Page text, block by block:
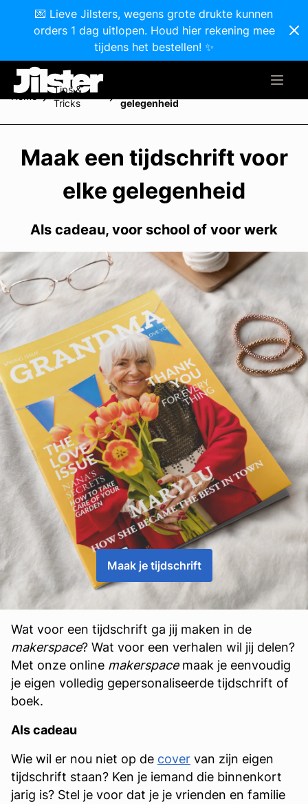
💌 Lieve Jilsters, wegens grote drukte kunnen
orders 1 dag uitlopen. Houd hier rekening mee
tijdens het bestellen! ✨
Home
Tips &
Tricks
gelegenheid
Maak een tijdschrift voor
elke gelegenheid
Als cadeau, voor school of voor werk
Maak je tijdschrift
Wat voor een tijdschrift ga jij maken in de
makerspace? Wat voor een verhalen wil jij delen?
Met onze online makerspacemaak je eenvoudig
je eigen volledig gepersonaliseerde tijdschrift of
boek.
Als cadeau
Wie wil er nou niet op de cover van zijn eigen
tijdschrift staan? Ken je iemand die binnenkort
jarig is? Stel je voor dat je je vrienden en familie